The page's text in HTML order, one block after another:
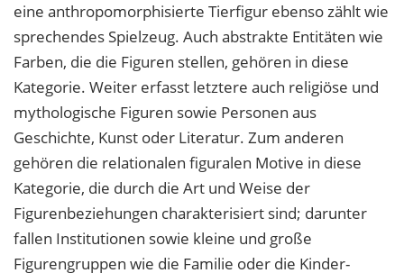
eine anthropomorphisierte Tierfigur ebenso zählt wie
sprechendes Spielzeug. Auch abstrakte Entitäten wie
Farben, die die Figuren stellen, gehören in diese
Kategorie. Weiter erfasst letztere auch religiöse und
mythologische Figuren sowie Personen aus
Geschichte, Kunst oder Literatur. Zum anderen
gehören die relationalen figuralen Motive in diese
Kategorie, die durch die Art und Weise der
Figurenbeziehungen charakterisiert sind; darunter
fallen Institutionen sowie kleine und große
Figurengruppen wie die Familie oder die Kinder-